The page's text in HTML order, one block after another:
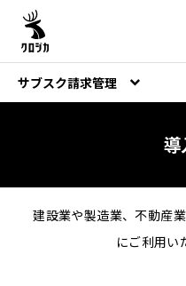
サブスク請求管理
導
建設業や製造業、不動産
にご利用い